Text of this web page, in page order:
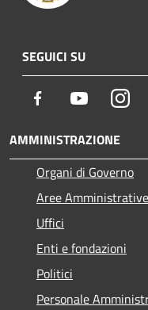
SEGUICI SU
Facebook Youtube
AMMINISTRAZIONE
Organi di Governo
Aree Amministrative
Uffici
Enti e fondazioni
Politici
Personale